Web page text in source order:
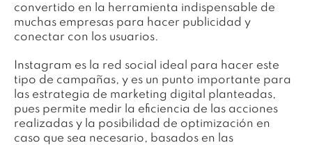
convertido en la herramienta indispensable de
muchas empresas para hacer publicidad y
conectar con los usuarios.
Instagram es la red social ideal para hacer este
tipo de campañas, y es un punto importante para
las estrategia de marketing digital planteadas,
pues permite medir la eficiencia de las acciones
realizadas y la posibilidad de optimización en
caso que sea necesario, basados en las